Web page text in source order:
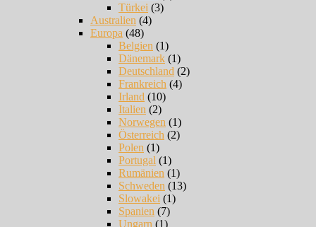
Türkei (3)
Australien (4)
Europa (48)
Belgien (1)
Dänemark (1)
Deutschland (2)
Frankreich (4)
Irland (10)
Italien (2)
Norwegen (1)
Österreich (2)
Polen (1)
Portugal (1)
Rumänien (1)
Schweden (13)
Slowakei (1)
Spanien (7)
Ungarn (1)